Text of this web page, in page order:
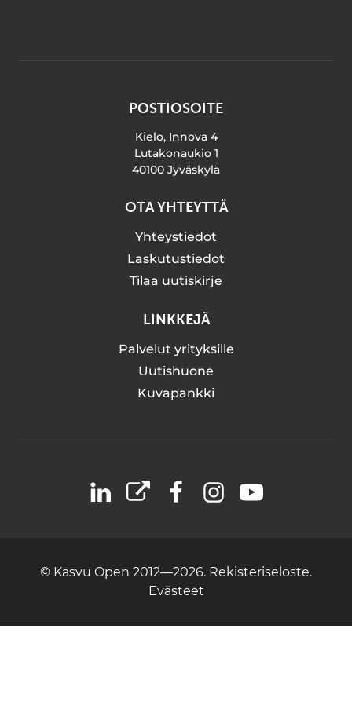
POSTIOSOITE
Kielo, Innova 4
Lutakonaukio 1
40100 Jyväskylä
OTA YHTEYTTÄ
Yhteystiedot
Laskutustiedot
Tilaa uutiskirje
LINKKEJÄ
Palvelut yrityksille
Uutishuone
Kuvapankki
LinkedIn
X FacebookInstagramYouTube
© Kasvu Open 2012—2026. Rekisteriseloste.
Evästeet